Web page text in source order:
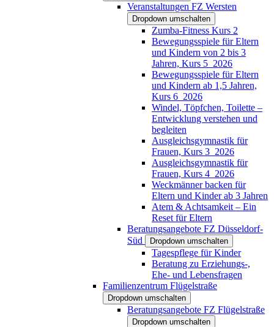
Veranstaltungen FZ Wersten
Dropdown umschalten
Zumba-Fitness Kurs 2
Bewegungsspiele für Eltern
und Kindern von 2 bis 3
Jahren, Kurs 5_2026
Bewegungsspiele für Eltern
und Kindern ab 1,5 Jahren,
Kurs 6_2026
Windel, Töpfchen, Toilette –
Entwicklung verstehen und
begleiten
Ausgleichsgymnastik für
Frauen, Kurs 3_2026
Ausgleichsgymnastik für
Frauen, Kurs 4_2026
Weckmänner backen für
Eltern und Kinder ab 3 Jahren
Atem & Achtsamkeit – Ein
Reset für Eltern
Beratungsangebote FZ Düsseldorf-
Süd
Dropdown umschalten
Tagespflege für Kinder
Beratung zu Erziehungs-,
Ehe- und Lebensfragen
Familienzentrum Flügelstraße
Dropdown umschalten
Beratungsangebote FZ Flügelstraße
Dropdown umschalten